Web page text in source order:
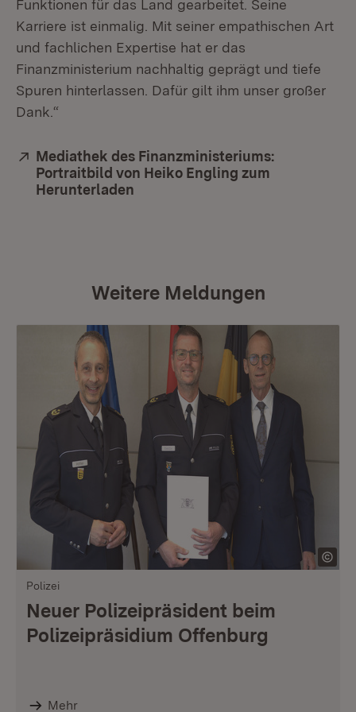
Funktionen für das Land gearbeitet. Seine
Karriere ist einmalig. Mit seiner empathischen Art
und fachlichen Expertise hat er das
Finanzministerium nachhaltig geprägt und tiefe
Spuren hinterlassen. Dafür gilt ihm unser großer
Dank.“
Extern:
Mediathek des Finanzministeriums:
Portraitbild von Heiko Engling zum
Herunterladen
Weitere Meldungen
Polizei
Neuer Polizeipräsident beim
Polizeipräsidium Offenburg
Mehr